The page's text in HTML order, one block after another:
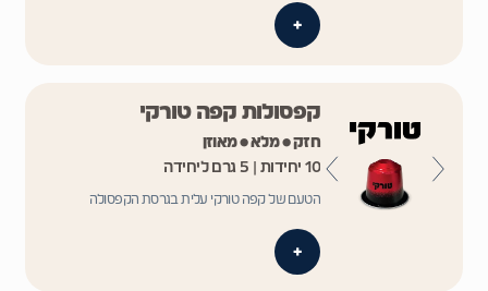
+
קפסולות קפה טורקי
חזק • מלא • מאוזן
10 יחידות | 5 גרם ליחידה
הטעם של קפה טורקי עלית בגרסת הקפסולה
+